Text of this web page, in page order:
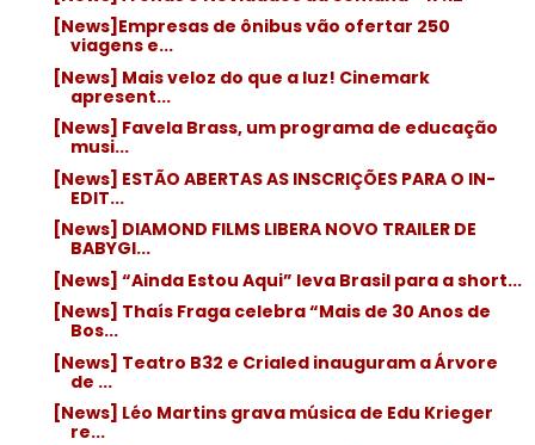
[News]Empresas de ônibus vão ofertar 250
viagens e...
[News] Mais veloz do que a luz! Cinemark
apresent...
[News] Favela Brass, um programa de educação
musi...
[News] ESTÃO ABERTAS AS INSCRIÇÕES PARA O IN-
EDIT...
[News] DIAMOND FILMS LIBERA NOVO TRAILER DE
BABYGI...
[News] “Ainda Estou Aqui” leva Brasil para a short...
[News] Thaís Fraga celebra “Mais de 30 Anos de
Bos...
[News] Teatro B32 e Crialed inauguram a Árvore
de ...
[News] Léo Martins grava música de Edu Krieger
re...